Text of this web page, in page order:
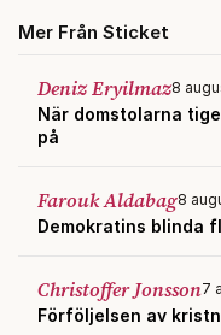
Mer Från Sticket
Deniz Eryilmaz8
När domstolarna
på
Farouk Aldabag8
Demokratins blinda
Christoffer Jonsson7
Förföljelsen av